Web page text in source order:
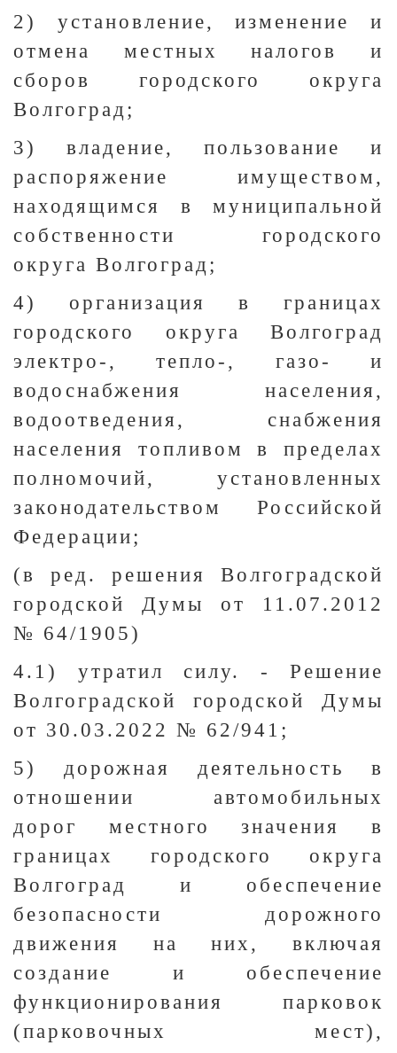
2) установление, изменение и
отмена местных налогов и
сборов городского округа
Волгоград;
3) владение, пользование и
распоряжение имуществом,
находящимся в муниципальной
собственности городского
округа Волгоград;
4) организация в границах
городского округа Волгоград
электро-, тепло-, газо- и
водоснабжения населения,
водоотведения, снабжения
населения топливом в пределах
полномочий, установленных
законодательством Российской
Федерации;
(в ред. решения Волгоградской
городской Думы от 11.07.2012
№ 64/1905)
4.1) утратил силу. - Решение
Волгоградской городской Думы
от 30.03.2022 № 62/941;
5) дорожная деятельность в
отношении автомобильных
дорог местного значения в
границах городского округа
Волгоград и обеспечение
безопасности дорожного
движения на них, включая
создание и обеспечение
функционирования парковок
(парковочных мест),